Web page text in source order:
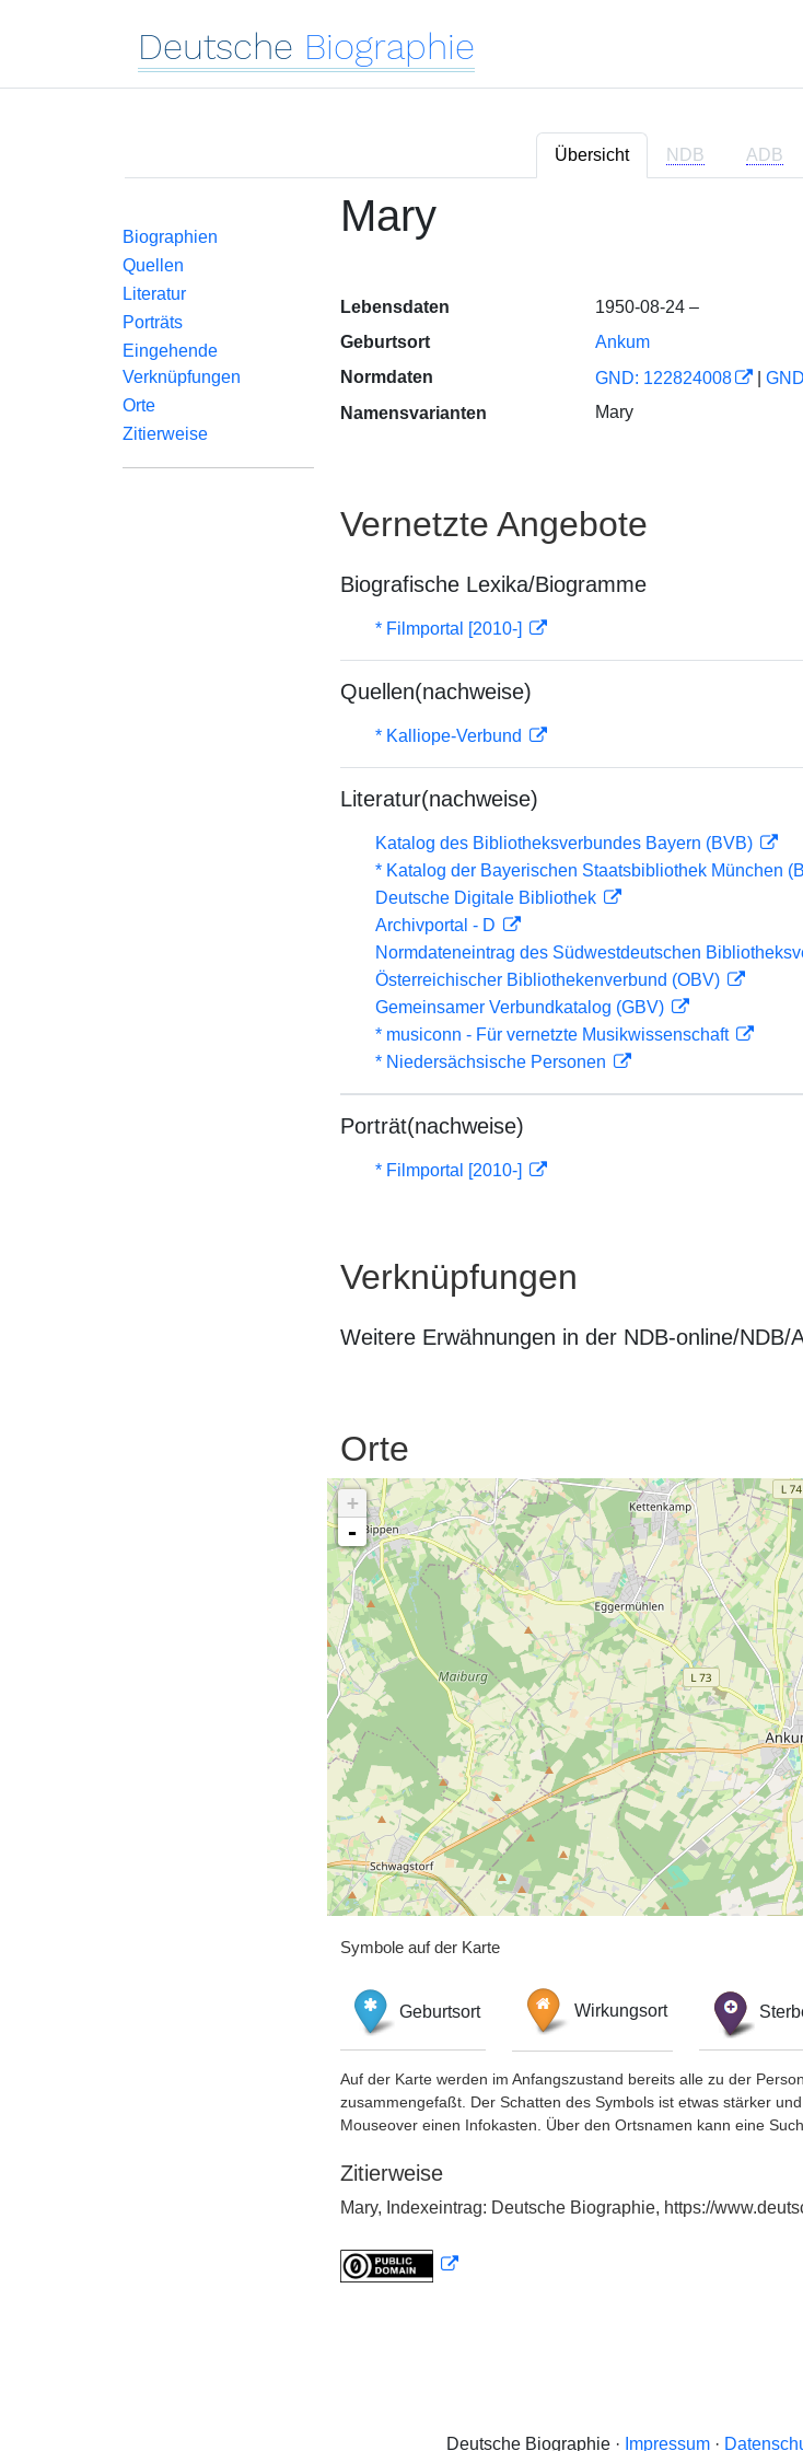
Deutsche Biographie
Übersicht NDB ADB
Biographien
Quellen
Literatur
Porträts
Eingehende
Verknüpfungen
Orte
Zitierweise
Mary
Lebensdaten
1950-08-24 –
Geburtsort
Ankum
Normdaten
GND: 122824008
Namensvarianten
Mary
Vernetzte Angebote
Biografische Lexika/Biogramme
* Filmportal [2010-]
Quellen(nachweise)
* Kalliope-Verbund
Literatur(nachweise)
Katalog des Bibliotheksverbundes Bayern (BVB)
* Katalog der Bayerischen Staatsbibliothek München
Deutsche Digitale Bibliothek
Archivportal - D
Normdateneintrag des Südwestdeutschen
Österreichischer Bibliothekenverbund (OBV)
Gemeinsamer Verbundkatalog (GBV)
* musiconn - Für vernetzte Musikwissenschaft
* Niedersächsische Personen
Porträt(nachweise)
* Filmportal [2010-]
Verknüpfungen
Weitere Erwähnungen in der NDB-online/NDB/
Orte
+
-
Symbole auf der Karte
Geburtsort Wirkungsort
Auf der Karte werden im Anfangszustand bereits alle zu der
zusammengefaßt. Der Schatten des Symbols ist etwas stärker
Mouseover einen Infokasten. Über den Ortsnamen kann eine
Zitierweise
Mary, Indexeintrag: Deutsche Biographie, https://
Deutsche Biographie · Impressum ·